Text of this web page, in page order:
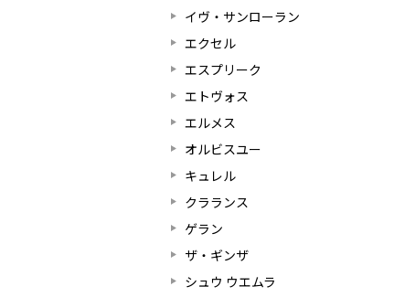
イヴ・サンローラン
エクセル
エスプリーク
エトヴォス
エルメス
オルビスユー
キュレル
クラランス
ゲラン
ザ・ギンザ
シュウ ウエムラ